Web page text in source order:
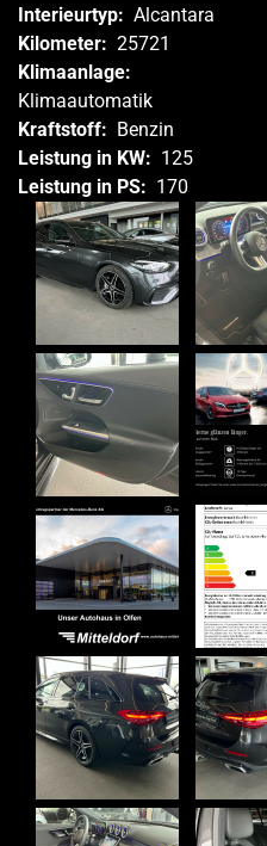
Interieurtyp: Alcantara
Kilometer: 25721
Klimaanlage:
Klimaautomatik
Kraftstoff: Benzin
Leistung in KW: 125
Leistung in PS: 170